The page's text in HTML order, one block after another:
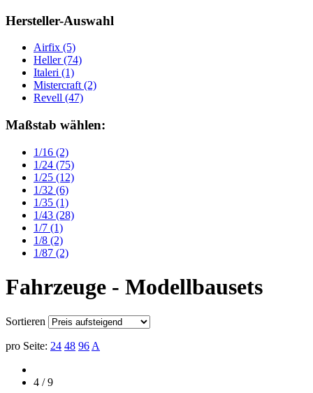
Hersteller-Auswahl
Airfix (5)
Heller(74)
Italeri (1)
Mistercraft (2)
Revell (47)
Maßstab wählen:
1/16 (2)
1/24 (75)
1/25 (12)
1/32 (6)
1/35 (1)
1/43 (28)
1/7 (1)
1/8 (2)
1/87 (2)
Fahrzeuge - Modellbausets
Sortieren
pro Seite: 24 48 96 A
4 / 9